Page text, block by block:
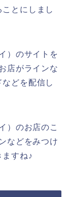
とにしまし
）のサイトを
店がラインな
どを配信し
）のお店のこ
などをみつけ
ますね♪